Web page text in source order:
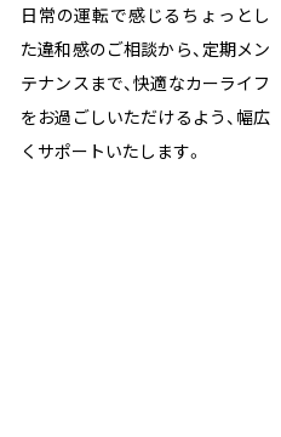
日常の運転で感じるちょっとし
た違和感のご相談から、定期メン
テナンスまで、快適なカーライフ
をお過ごしいただけるよう、幅広
くサポートいたします。